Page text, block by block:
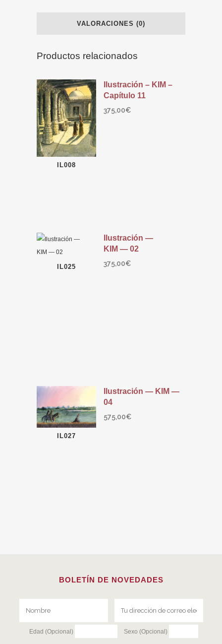
VALORACIONES (0)
Productos relacionados
IL008
Ilustración – KIM –
Capítulo 11
375,00€
IL025
Ilustración —
KIM — 02
375,00€
IL027
Ilustración — KIM —
04
575,00€
BOLETÍN DE NOVEDADES
Edad (Opcional) Sexo (Opcional)